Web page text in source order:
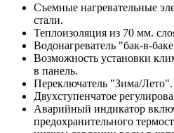
Съемные нагревательные
стали.
Теплоизоляция из 70 мм.
Водонагреватель "бак-в-
Возможность установки
в панель.
Переключатель "Зима/Лето".
Двухступенчатое
Аварийный индикатор
предохранительного